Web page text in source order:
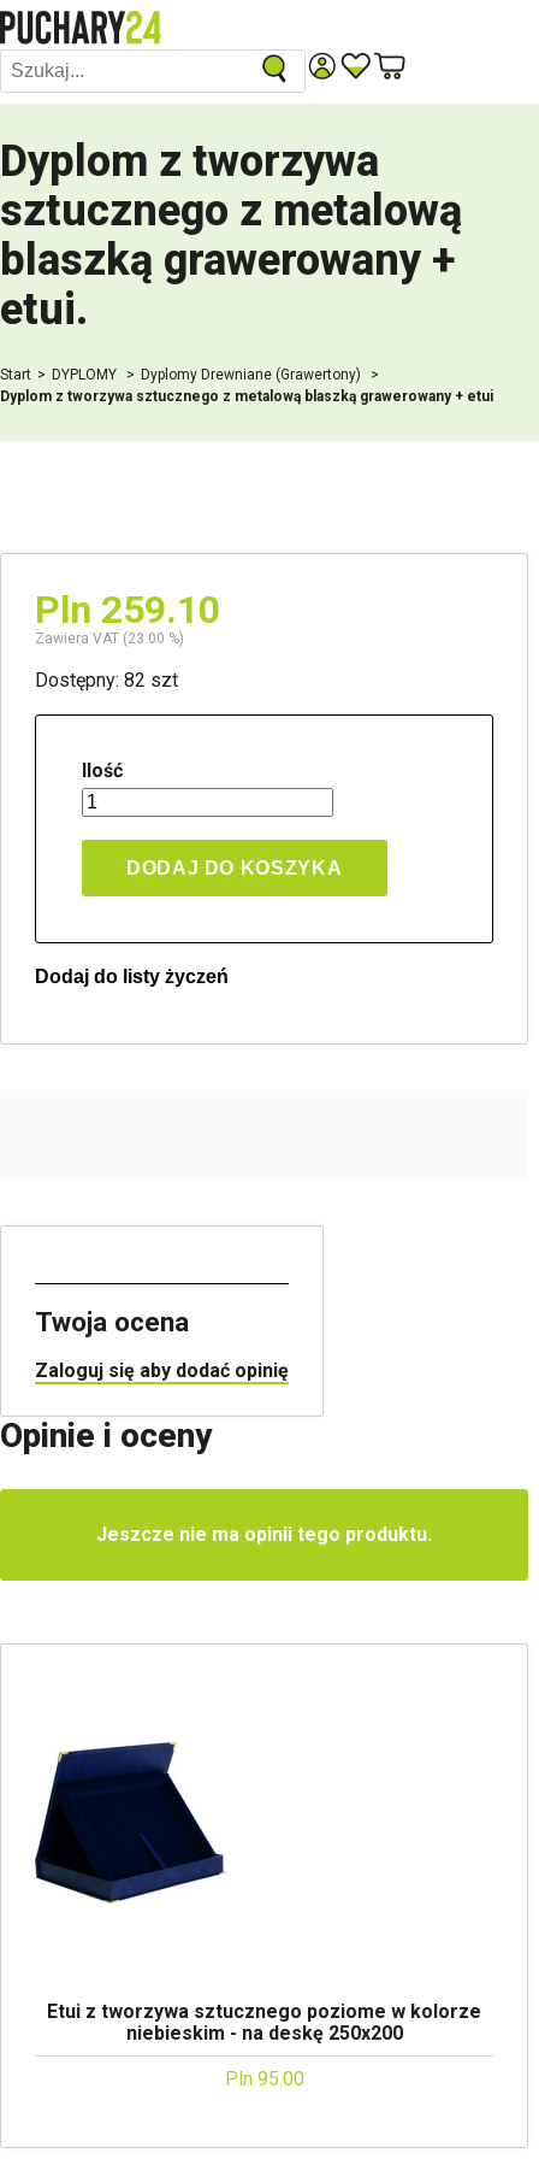
Dyplom z tworzywa
sztucznego z metalową
blaszką grawerowany +
etui.
Start DYPLOMY
Dyplomy Drewniane (Grawertony)
Dyplom z tworzywa sztucznego z metalową blaszką grawerowany + etui
Pln 259.10
Zawiera VAT (23.00 %)
Dostępny: 82 szt
Ilość
DODAJ DO KOSZYKA
Jeden produkt
Dodaj do listy życzeń
Twoja ocena
Zaloguj się aby dodać opinię
Opinie i oceny
Jeszcze nie ma opinii tego produktu.
Etui z tworzywa sztucznego poziome w kolorze
niebieskim - na deskę 250x200
Pln 95.00